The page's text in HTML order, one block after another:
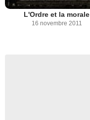
L'Ordre et la morale
16 novembre 2011